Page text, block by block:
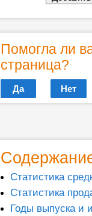
Помогла ли
страница?
Да Нет
Статистика
Статистика
Годы выпуска и